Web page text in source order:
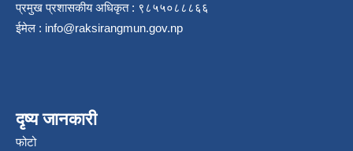
प्रमुख प्रशासकीय अधिकृत : ९८५५०८८८६६
ईमेल : info@raksirangmun.gov.np
दृष्य जानकारी
फोटो